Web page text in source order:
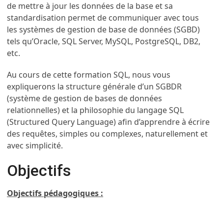
de mettre à jour les données de la base et sa
standardisation permet de communiquer avec tous
lessystèmes de gestion de base de données(SGBD)
tels qu’Oracle, SQL Server, MySQL, PostgreSQL, DB2,
etc.
Au cours de cette formation SQL, nous vous
expliquerons la structure générale d’un SGBDR
(système de gestion de bases de données
relationnelles) et la philosophie du langage SQL
(Structured Query Language) afin d’apprendre à écrire
des requêtes, simples ou complexes, naturellement et
avec simplicité.
Objectifs
Objectifs pédagogiques :